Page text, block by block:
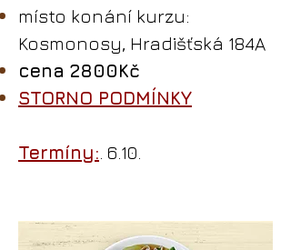
místo konání kurzu:
Kosmonosy, Hradišťská 184A
cena 2800Kč
STORNO PODMÍNKY
Termíny: 6.10.